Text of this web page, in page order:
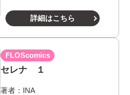
詳細はこちら
FLOScomics
セレナ １
著者： INA